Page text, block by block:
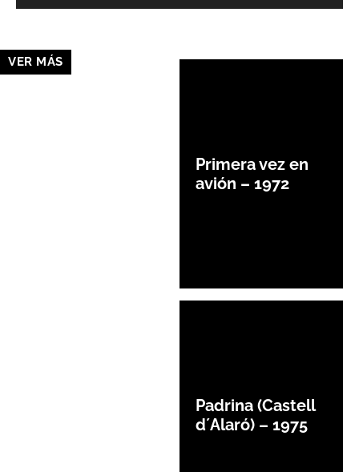
VER MÁS
Primera vez en
avión – 1972
Padrina (Castell
d´Alaró) – 1975